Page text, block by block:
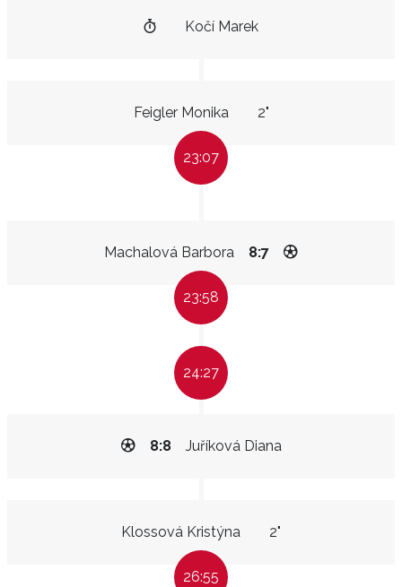
Kočí Marek
Feigler Monika 2"
23:07
Machalová Barbora 8:7
23:58
24:27
Juříková Diana
8:8
Klossová Kristýna 2"
26:55